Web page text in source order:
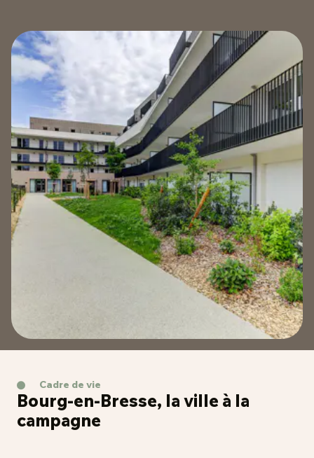
Cadre de vie
Bourg-en-Bresse, la ville à la
campagne